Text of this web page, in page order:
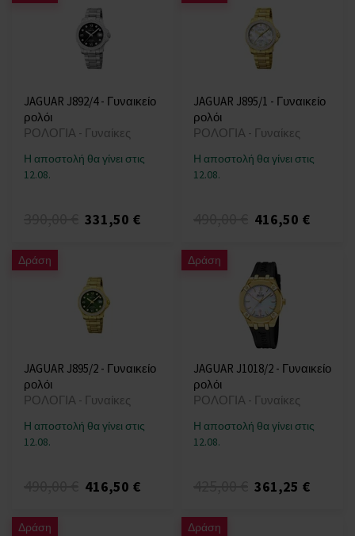
JAGUAR J892/4 - Γυναικείο
ρολόι
ΡΟΛΟΓΙΑ - Γυναίκες
Η αποστολή θα γίνει στις
12.08.
331,50 €
JAGUAR J895/1 - Γυναικείο
ρολόι
ΡΟΛΟΓΙΑ - Γυναίκες
Η αποστολή θα γίνει στις
12.08.
416,50 €
Δράση
JAGUAR J895/2 - Γυναικείο
ρολόι
ΡΟΛΟΓΙΑ - Γυναίκες
Η αποστολή θα γίνει στις
12.08.
416,50 €
Δράση
JAGUAR J1018/2 - Γυναικείο
ρολόι
ΡΟΛΟΓΙΑ - Γυναίκες
Η αποστολή θα γίνει στις
12.08.
361,25 €
Δράση Δράση